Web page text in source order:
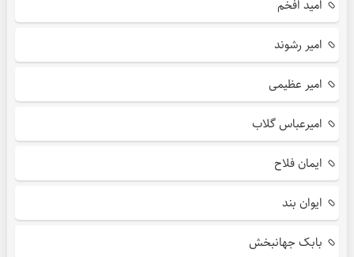
امید افخم
امیر رشوند
امیر عظیمی
امیرعباس گلاب
ایمان فلاح
ایوان بند
بابک جهانبخش